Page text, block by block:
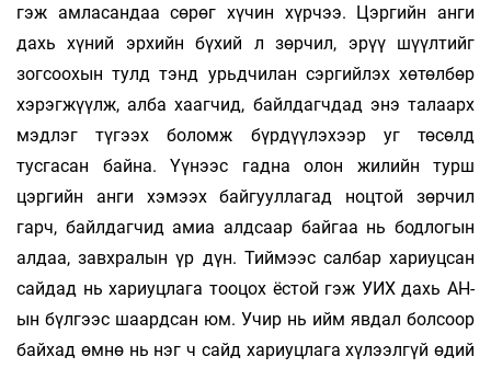
гэж амласандаа сөрөг хүчин хүрчээ. Цэргийн анги
дахь хүний эрхийн бүхий л зөрчил, эрүү шүүлтийг
зогсоохын тулд тэнд урьдчилан сэргийлэх хөтөлбөр
хэрэгжүүлж, алба хаагчид, байлдагчдад энэ талаарх
мэдлэг түгээх боломж бүрдүүлэхээр уг төсөлд
тусгасан байна. Үүнээс гадна олон жилийн турш
цэргийн анги хэмээх байгууллагад ноцтой зөрчил
гарч, байлдагчид амиа алдсаар байгаа нь бодлогын
алдаа, завхралын үр дүн. Тиймээс салбар хариуцсан
сайдад нь хариуцлага тооцох ёстой гэж УИХ дахь АН-
ын бүлгээс шаардсан юм. Учир нь ийм явдал болсоор
байхад өмнө нь нэг ч сайд хариуцлага хүлээлгүй өдий